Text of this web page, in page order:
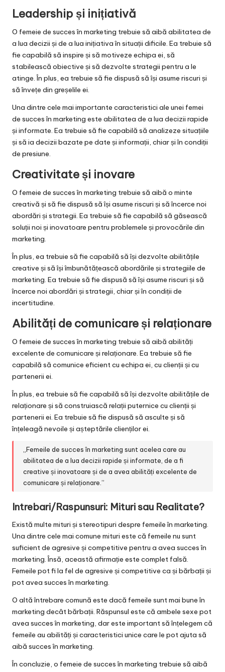
Leadership și inițiativă
O femeie de succes în marketing trebuie să aibă abilitatea de
a lua decizii și de a lua inițiativa în situații dificile. Ea trebuie să
fie capabilă să inspire și să motiveze echipa ei, să
stabilească obiective și să dezvolte strategii pentru a le
atinge. În plus, ea trebuie să fie dispusă să își asume riscuri și
să învețe din greșelile ei.
Una dintre cele mai importante caracteristici ale unei femei
de succes în marketing este abilitatea de a lua decizii rapide
și informate. Ea trebuie să fie capabilă să analizeze situațiile
și să ia decizii bazate pe date și informații, chiar și în condiții
de presiune.
Creativitate și inovare
O femeie de succes în marketing trebuie să aibă o minte
creativă și să fie dispusă să își asume riscuri și să încerce noi
abordări și strategii. Ea trebuie să fie capabilă să găsească
soluții noi și inovatoare pentru problemele și provocările din
marketing.
În plus, ea trebuie să fie capabilă să își dezvolte abilitățile
creative și să își îmbunătățească abordările și strategiile de
marketing. Ea trebuie să fie dispusă să își asume riscuri și să
încerce noi abordări și strategii, chiar și în condiții de
incertitudine.
Abilități de comunicare și relaționare
O femeie de succes în marketing trebuie să aibă abilități
excelente de comunicare și relaționare. Ea trebuie să fie
capabilă să comunice eficient cu echipa ei, cu clienții și cu
partenerii ei.
În plus, ea trebuie să fie capabilă să își dezvolte abilitățile de
relaționare și să construiască relații puternice cu clienții și
partenerii ei. Ea trebuie să fie dispusă să asculte și să
înțeleagă nevoile și așteptările clienților ei.
„Femeile de succes în marketing sunt acelea care au
abilitatea de a lua decizii rapide și informate, de a fi
creative și inovatoare și de a avea abilități excelente de
comunicare și relaționare.”
Intrebari/Raspunsuri: Mituri sau Realitate?
Există multe mituri și stereotipuri despre femeile în marketing.
Una dintre cele mai comune mituri este că femeile nu sunt
suficient de agresive și competitive pentru a avea succes în
marketing. Însă, această afirmație este complet falsă.
Femeile pot fi la fel de agresive și competitive ca și bărbații și
pot avea succes în marketing.
O altă întrebare comună este dacă femeile sunt mai bune în
marketing decât bărbații. Răspunsul este că ambele sexe pot
avea succes în marketing, dar este important să înțelegem că
femeile au abilități și caracteristici unice care le pot ajuta să
aibă succes în marketing.
În concluzie, o femeie de succes în marketing trebuie să aibă